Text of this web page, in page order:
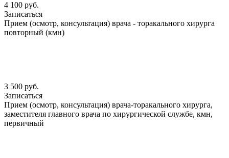
4 100 руб.
Записаться
Прием (осмотр, консультация) врача - торакального хирурга
повторный (кмн)
3 500 руб.
Записаться
Прием (осмотр, консультация) врача-торакального хирурга,
заместителя главного врача по хирургической службе, кмн,
первичный